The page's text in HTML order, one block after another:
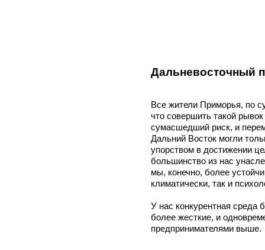
Дальневосточный
Все жители Приморья, по
что совершить такой
сумасшедший риск, и
Дальний Восток могли
упорством в достижении
большинство из нас
мы, конечно, более
климатически, так и
У нас конкурентная среда
более жесткие, и
предпринимателями выше.